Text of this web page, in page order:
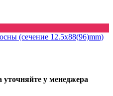
уточняйте у менеджера